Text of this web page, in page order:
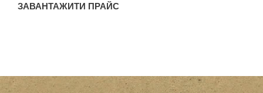
ЗАВАНТАЖИТИ ПРАЙС